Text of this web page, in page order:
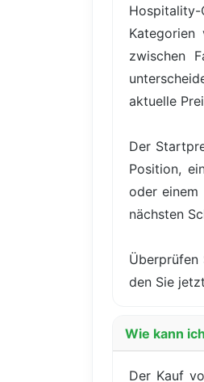
zwischen
aktuelle
Der
Position,
oder einem
nächsten
Überprüfen
den Sie
Wie kann
Der Kauf